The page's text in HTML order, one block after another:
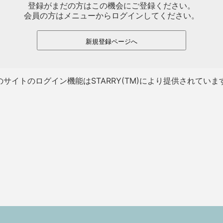
登録がまだの方はこの機会にご登録ください。
会員の方はメニューからログインしてください。
新規登録ページへ
サイトのログイン機能はSTARRY(TM)により提供されていま